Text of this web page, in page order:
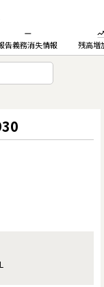
告義務消失情報 残高増